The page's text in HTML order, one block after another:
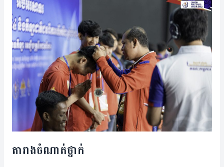
តារាង​ចំណាត់​ថ្នាក់